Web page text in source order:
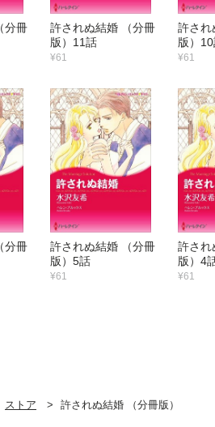
分冊
許されぬ結婚 （分冊
版）11話
¥61
許され
版）
¥61
分冊
許されぬ結婚 （分冊
版）5話
¥61
許され
版）4
¥61
ストア 許されぬ結婚 （分冊版）